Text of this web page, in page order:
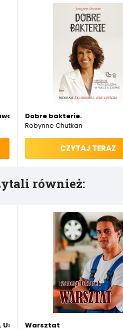
Ekonomia - Zarządzanie
Dobre bakterie.
Robynne Chutkan
CZYTAJ TERAZ
również:
Ustawy dodatkowe - Aplikacja
Warsztat